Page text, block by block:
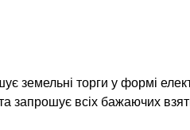
земельні торги у формі
запрошує всіх бажаючих